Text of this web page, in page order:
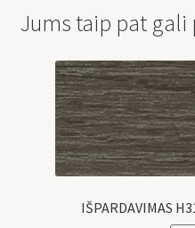
Jums taip pat
IŠPARDAVIMAS